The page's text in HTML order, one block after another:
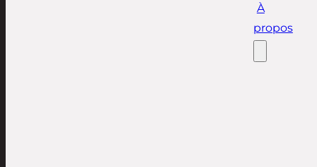
À
propos